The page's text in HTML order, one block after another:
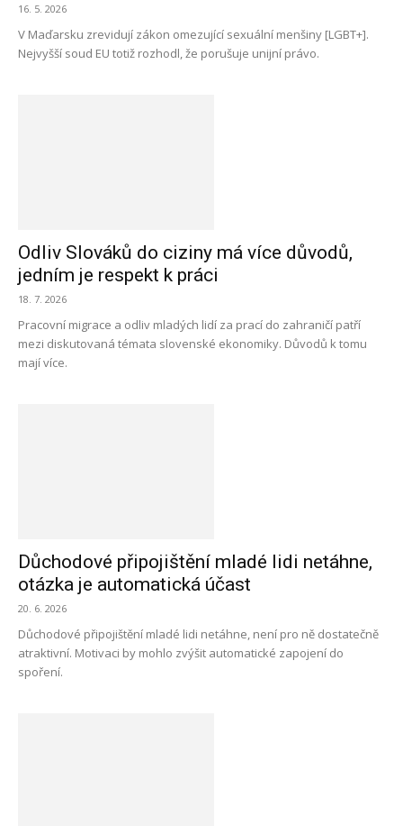
16. 5. 2026
V Maďarsku zrevidují zákon omezující sexuální menšiny [LGBT+].
Nejvyšší soud EU totiž rozhodl, že porušuje unijní právo.
Odliv Slováků do ciziny má více důvodů,
jedním je respekt k práci
18. 7. 2026
Pracovní migrace a odliv mladých lidí za prací do zahraničí patří
mezi diskutovaná témata slovenské ekonomiky. Důvodů k tomu
mají více.
Důchodové připojištění mladé lidi netáhne,
otázka je automatická účast
20. 6. 2026
Důchodové připojištění mladé lidi netáhne, není pro ně dostatečně
atraktivní. Motivaci by mohlo zvýšit automatické zapojení do
spoření.